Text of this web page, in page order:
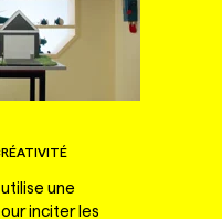
une
inciter les